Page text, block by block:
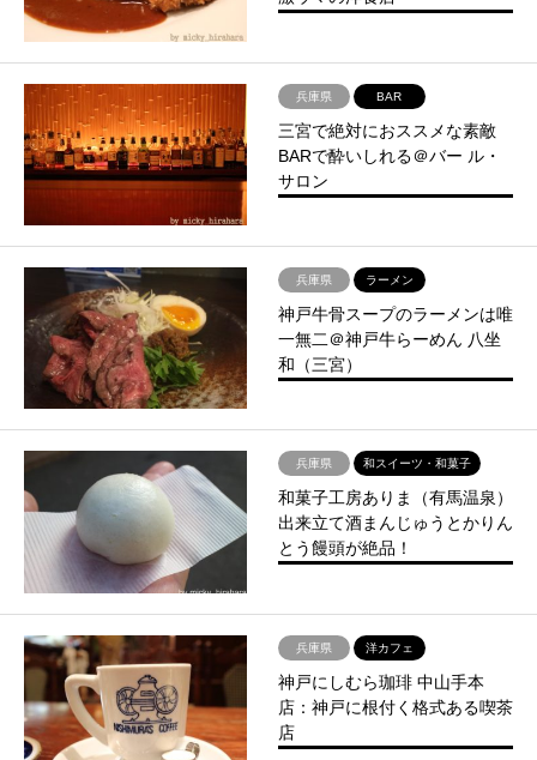
兵庫県 BAR
三宮で絶対におススメな素敵
BARで酔いしれる＠バー ル・
サロン
兵庫県 ラーメン
神戸牛骨スープのラーメンは唯
一無二＠神戸牛らーめん 八坐
和（三宮）
兵庫県 和スイーツ・和菓子
和菓子工房ありま（有馬温泉）
出来立て酒まんじゅうとかりん
とう饅頭が絶品！
兵庫県 洋カフェ
神戸にしむら珈琲 中山手本
店：神戸に根付く格式ある喫茶
店